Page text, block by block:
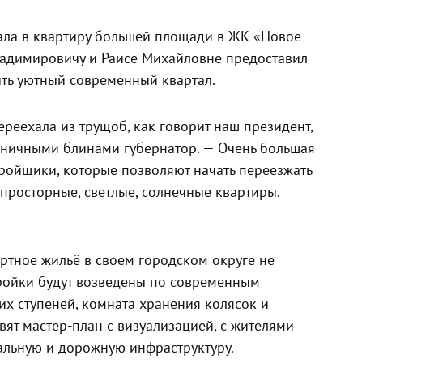
в квартиру большей площади в ЖК «Новое
и Раисе Михайловне предоставил
уютный современный квартал.
из трущоб, как говорит наш президент,
блинами губернатор. — Очень большая
которые позволяют начать переезжать
светлые, солнечные квартиры.
жильё в своем городском округе не
будут возведены по современным
ступеней, комната хранения колясок и
мастер-план с визуализацией, с жителями
и дорожную инфраструктуру.